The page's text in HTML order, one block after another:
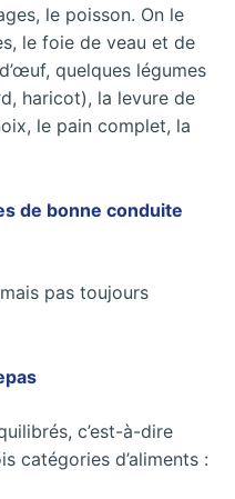
le poisson. On le
le foie de veau et de
quelques légumes
haricot), la levure de
le pain complet, la
de bonne conduite
pas toujours
c’est-à-dire
catégories d’aliments :